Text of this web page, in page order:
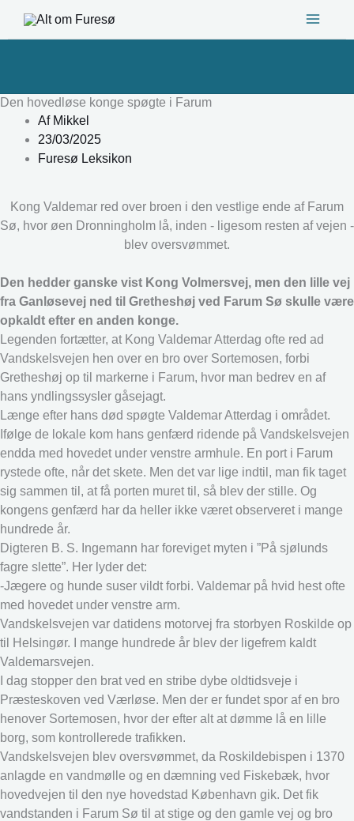
Den hovedløse konge spøgte i Farum
AfMikkel
23/03/2025
Furesø Leksikon
Kong Valdemar red over broen i den vestlige ende af Farum
Sø, hvor øen Dronningholm lå, inden - ligesom resten af vejen -
blev oversvømmet.
Den hedder ganske vist Kong Volmersvej, men den lille vej
fra Ganløsevej ned til Gretheshøj ved Farum Sø skulle være
opkaldt efter en anden konge.
Legenden fortætter, at Kong Valdemar Atterdag ofte red ad
Vandskelsvejen hen over en bro over Sortemosen, forbi
Gretheshøj op til markerne i Farum, hvor man bedrev en af
hans yndlingssysler gåsejagt.
Længe efter hans død spøgte Valdemar Atterdag i området.
Ifølge de lokale kom hans genfærd ridende på Vandskelsvejen
endda med hovedet under venstre armhule. En port i Farum
rystede ofte, når det skete. Men det var lige indtil, man fik taget
sig sammen til, at få porten muret til, så blev der stille. Og
kongens genfærd har da heller ikke været observeret i mange
hundrede år.
Digteren B. S. Ingemann har foreviget myten i ”På sjølunds
fagre slette”. Her lyder det:
-Jægere og hunde suser vildt forbi. Valdemar på hvid hest ofte
med hovedet under venstre arm.
Vandskelsvejen var datidens motorvej fra storbyen Roskilde op
til Helsingør. I mange hundrede år blev der ligefrem kaldt
Valdemarsvejen.
I dag stopper den brat ved en stribe dybe oldtidsveje i
Præsteskoven ved Værløse. Men der er fundet spor af en bro
henover Sortemosen, hvor der efter alt at dømme lå en lille
borg, som kontrollerede trafikken.
Vandskelsvejen blev oversvømmet, da Roskildebispen i 1370
anlagde en vandmølle og en dæmning ved Fiskebæk, hvor
hovedvejen til den nye hovedstad København gik. Det fik
vandstanden i Farum Sø til at stige og den gamle vej og bro